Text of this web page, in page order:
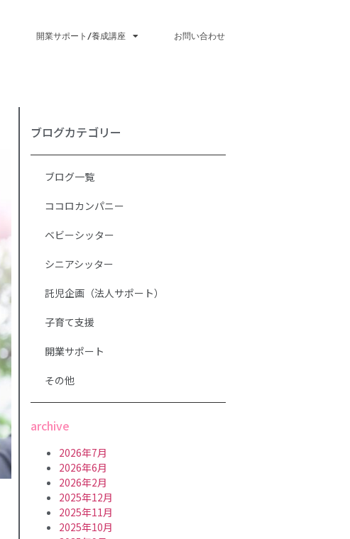
開業サポート/養成講座 お問い合わせ
ブログカテゴリー
ブログ一覧
ココロカンパニー
ベビーシッター
シニアシッター
託児企画（法人サポート）
子育て支援
開業サポート
その他
archive
2026年7月
2026年6月
2026年2月
2025年12月
2025年11月
2025年10月